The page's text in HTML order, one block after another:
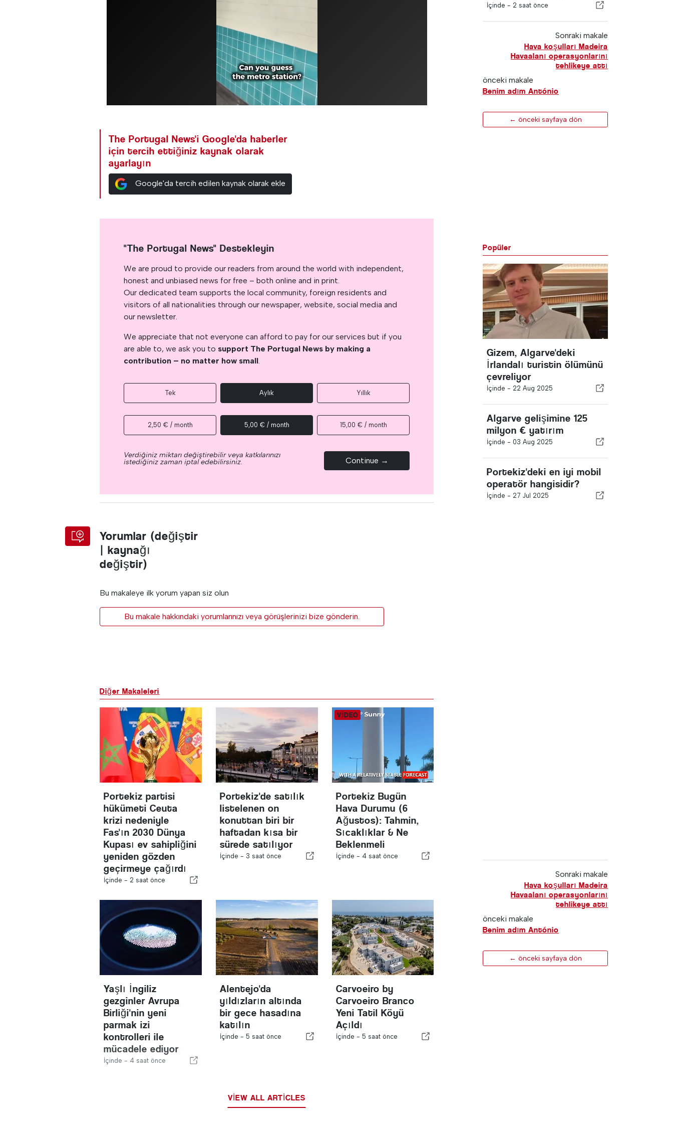
The Portugal News'i Google'da haberler
için tercih ettiğiniz kaynak olarak
ayarlayın
Google'da tercih edilen kaynak olarak ekle
İçinde - 2 saat önce
Sonraki makale
Hava koşulları Madeira
Havaalanı operasyonlarını
tehlikeye attı
önceki makale
Benim adım António
← önceki sayfaya dön
"The Portugal News" Destekleyin
We are proud to provide our readers from around the world with independent,
honest and unbiased news for free – both online and in print.
Our dedicated team supports the local community, foreign residents and
visitors of all nationalities through our newspaper, website, social media and
our newsletter.
We appreciate that not everyone can afford to pay for our services but if you
are able to, we ask you to support The Portugal News by making a
contribution – no matter how small.
Tek Aylık Yıllık
2,50 € / month 5,00 € / month 15,00 € / month
Verdiğiniz miktarı değiştirebilir veya katkılarınızı
istediğiniz zaman iptal edebilirsiniz. Continue →
Yorumlar (değiştir
| kaynağı
değiştir)
Bu makaleye ilk yorum yapan siz olun
Bu makale hakkındaki yorumlarınızı veya görüşlerinizi bize gönderin.
Popüler
Gizem, Algarve'deki
İrlandalı turistin ölümünü
çevreliyor
İçinde - 22 Aug 2025
Algarve gelişimine 125
milyon € yatırım
İçinde - 03 Aug 2025
Portekiz'deki en iyi mobil
operatör hangisidir?
İçinde - 27 Jul 2025
Diğer Makaleleri
Portekiz partisi
hükümeti Ceuta
krizi nedeniyle
Fas'ın 2030 Dünya
Kupası ev sahipliğini
yeniden gözden
geçirmeye çağırdı
İçinde - 2 saat önce
Portekiz'de satılık
listelenen on
konuttan biri bir
haftadan kısa bir
sürede satılıyor
İçinde - 3 saat önce
Portekiz Bugün
Hava Durumu (6
Ağustos): Tahmin,
Sıcaklıklar & Ne
Beklenmeli
İçinde - 4 saat önce
Yaşlı İngiliz
gezginler Avrupa
Birliği'nin yeni
parmak izi
kontrolleri ile
mücadele ediyor
İçinde - 4 saat önce
Alentejo'da
yıldızların altında
bir gece hasadına
katılın
İçinde -5 saat önce
Carvoeiro by
Carvoeiro Branco
Yeni Tatil Köyü
Açıldı
İçinde - 5 saat önce
VIEW ALL ARTICLES
Sonraki makale
Hava koşulları Madeira
Havaalanı operasyonlarını
tehlikeye attı
önceki makale
Benim adım António
← önceki sayfaya dön